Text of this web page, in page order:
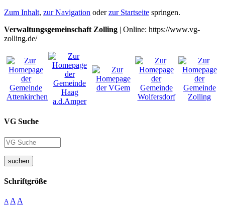
Zum Inhalt, zur Navigation oderzur Startseite springen.
Verwaltungsgemeinschaft Zolling | Online: https://www.vg-
zolling.de/
VG Suche
suchen
Schriftgröße
A A A